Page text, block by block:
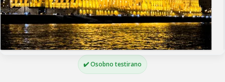
✔️ Osobno testirano